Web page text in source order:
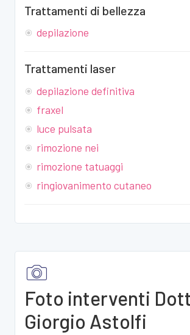
Trattamenti di bellezza
depilazione
Trattamenti laser
depilazione definitiva
fraxel
luce pulsata
rimozione nei
rimozione tatuaggi
ringiovanimento cutaneo
Foto interventi
Giorgio Astolfi